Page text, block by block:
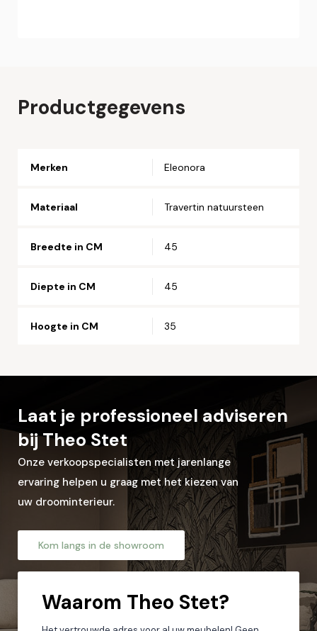
Postcode*
Woonplaats*
Let op: zorg dat alle velden met een * zijn ingevuld.
Productgegevens
Merken Eleonora
Materiaal Travertin natuursteen
Breedte in CM 45
Diepte in CM 45
Hoogte in CM 35
Laat je professioneel adviseren
bij Theo Stet
Onze verkoopspecialisten met jarenlange
ervaring helpen u graag met het kiezen van
uw droominterieur.
Kom langs in de showroom
Waarom Theo Stet?